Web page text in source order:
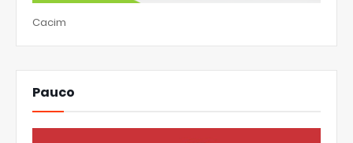
Cacim
Pauco